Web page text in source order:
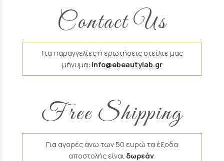
Contact Us
Για παραγγελίες ή ερωτήσεις στείλτε μας
μήνυμα: info@ebeautylab.gr
Free Shipping
Για αγορές άνω των 50 ευρώ τα έξοδα
αποστολής είναι δωρεάν